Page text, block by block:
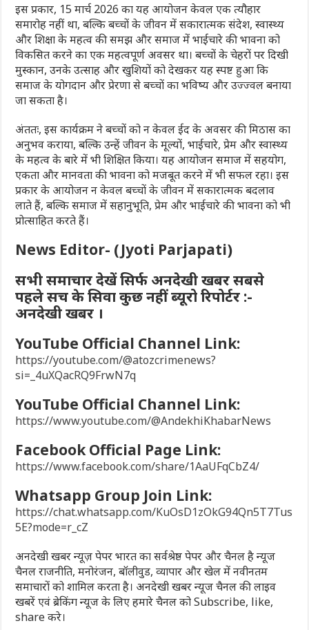
इस प्रकार, 15 मार्च 2026 का यह आयोजन केवल एक त्यौहार
समारोह नहीं था, बल्कि बच्चों के जीवन में सकारात्मक संदेश, स्वास्थ्य
और शिक्षा के महत्व की समझ और समाज में भाईचारे की भावना को
विकसित करने का एक महत्वपूर्ण अवसर था। बच्चों के चेहरों पर दिखी
मुस्कान, उनके उत्साह और खुशियों को देखकर यह स्पष्ट हुआ कि
समाज के योगदान और प्रेरणा से बच्चों का भविष्य और उज्ज्वल बनाया
जा सकता है।
अंततः, इस कार्यक्रम ने बच्चों को न केवल ईद के अवसर की मिठास का
अनुभव कराया, बल्कि उन्हें जीवन के मूल्यों, भाईचारे, प्रेम और स्वास्थ्य
के महत्व के बारे में भी शिक्षित किया। यह आयोजन समाज में सहयोग,
एकता और मानवता की भावना को मजबूत करने में भी सफल रहा। इस
प्रकार के आयोजन न केवल बच्चों के जीवन में सकारात्मक बदलाव
लाते हैं, बल्कि समाज में सहानुभूति, प्रेम और भाईचारे की भावना को भी
प्रोत्साहित करते हैं।
News Editor- (Jyoti Parjapati)
सभी समाचार देखें सिर्फ अनदेखी खबर सबसे
पहले सच के सिवा कुछ नहीं ब्यूरो रिपोर्टर :-
अनदेखी खबर ।
YouTube Official Channel Link:
https://youtube.com/@atozcrimenews?
si=_4uXQacRQ9FrwN7q
YouTube Official Channel Link:
https://www.youtube.com/@AndekhiKhabarNews
Facebook Official Page Link:
https://www.facebook.com/share/1AaUFqCbZ4/
Whatsapp Group Join Link:
https://chat.whatsapp.com/KuOsD1zOkG94Qn5T7Tus
5E?mode=r_cZ
अनदेखी खबर न्यूज़ पेपर भारत का सर्वश्रेष्ठ पेपर और चैनल है न्यूज
चैनल राजनीति, मनोरंजन, बॉलीवुड, व्यापार और खेल में नवीनतम
समाचारों को शामिल करता है। अनदेखी खबर न्यूज चैनल की लाइव
खबरें एवं ब्रेकिंग न्यूज के लिए हमारे चैनल को Subscribe, like,
share करे।